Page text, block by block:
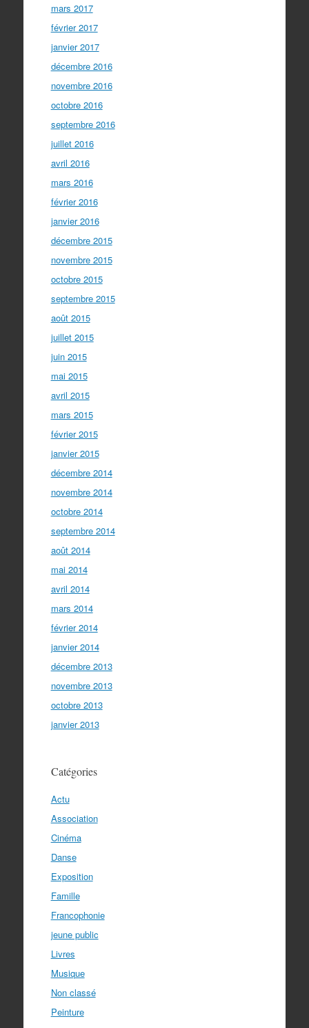
mars 2017
février 2017
janvier 2017
décembre 2016
novembre 2016
octobre 2016
septembre 2016
juillet 2016
avril 2016
mars 2016
février 2016
janvier 2016
décembre 2015
novembre 2015
octobre 2015
septembre 2015
août 2015
juillet 2015
juin 2015
mai 2015
avril 2015
mars 2015
février 2015
janvier 2015
décembre 2014
novembre 2014
octobre 2014
septembre 2014
août 2014
mai 2014
avril 2014
mars 2014
février 2014
janvier 2014
décembre 2013
novembre 2013
octobre 2013
janvier 2013
Catégories
Actu
Association
Cinéma
Danse
Exposition
Famille
Francophonie
jeune public
Livres
Musique
Non classé
Peinture